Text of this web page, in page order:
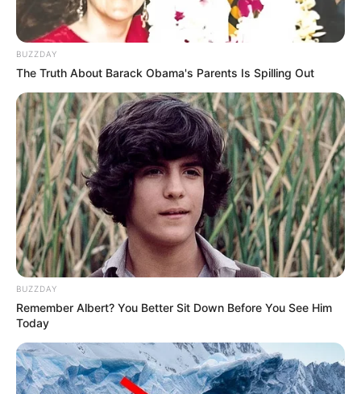
991 1
10:38 / 07 May 2026 ŞİKAYƏTLƏR
Notariuslarda SAXTAKARLIQ İDDİASI:
Gəncədən ŞİKAYƏT
884 0
BUZZDAY
The Truth About Barack Obama's Parents Is Spilling Out
BUZZDAY
Remember Albert? You Better Sit Down Before You See Him
Today